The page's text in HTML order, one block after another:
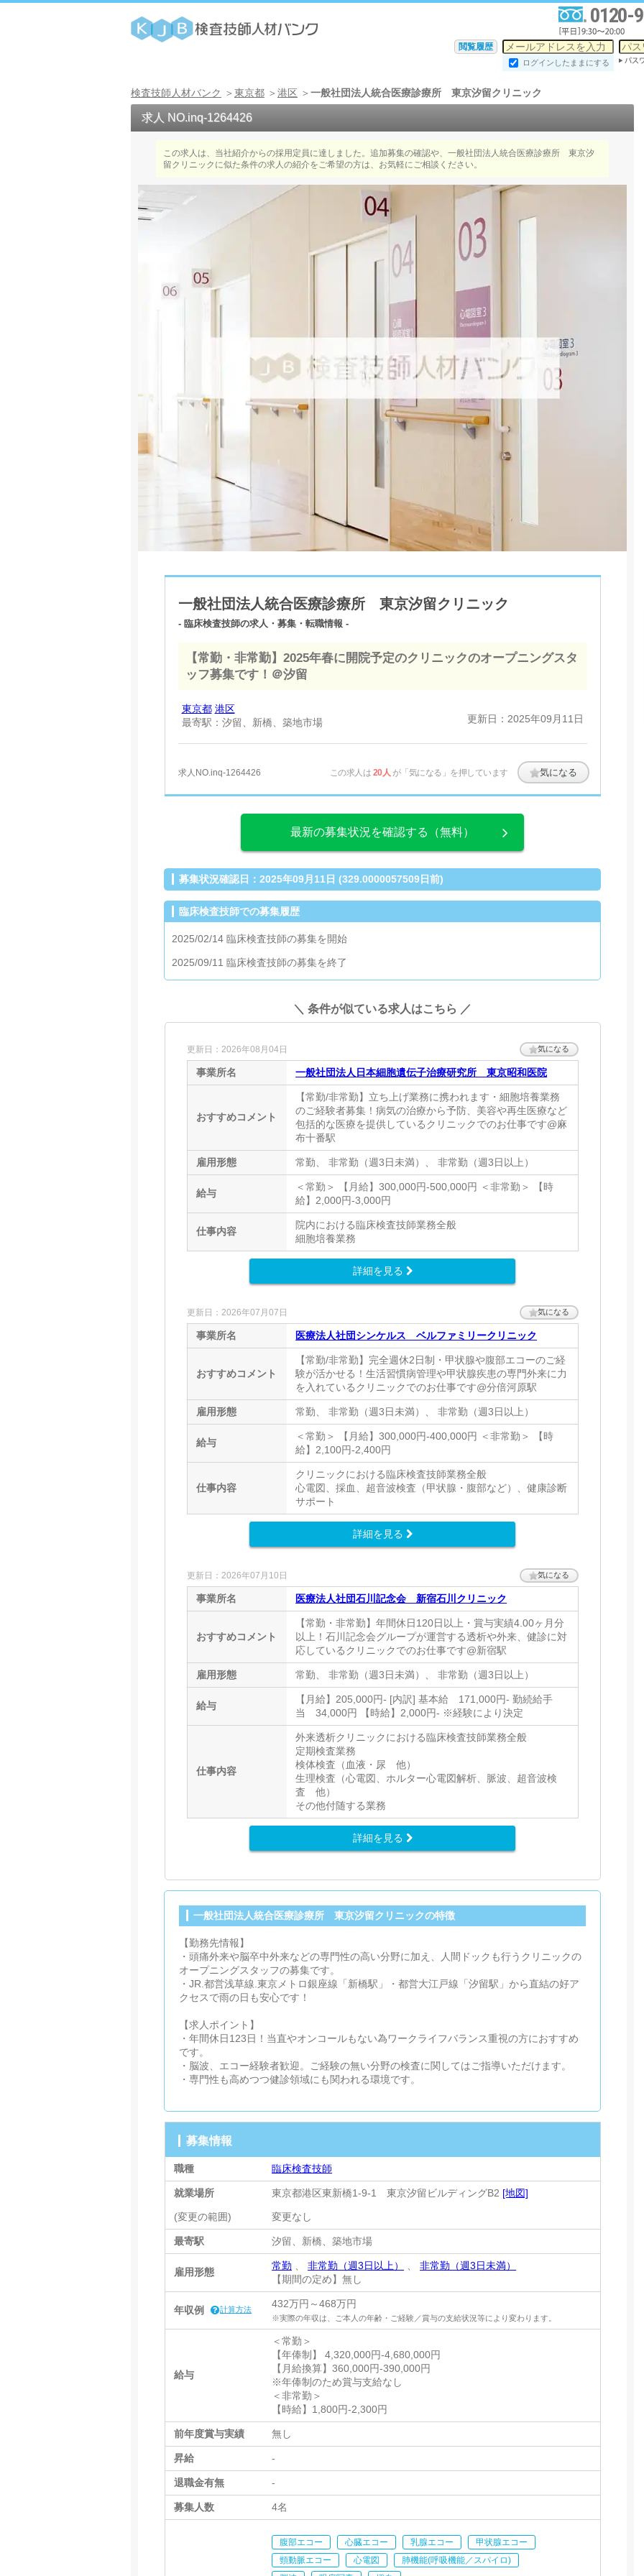
0120-
閲覧履歴
ログインしたままにする
検査技師人材バンク 東京都 港区 一般社団法人統合医療診療所 東京汐留クリニック
求人 NO.inq-1264426
この求人は、当社紹介からの採用定員に達しました。追加募集の確認や、一般社団法人統合医療診療所 東京汐
留クリニックに似た条件の求人の紹介をご希望の方は、お気軽にご相談ください。
一般社団法人統合医療診療所 東京汐留クリニック
- 臨床検査技師の求人・募集・転職情報 -
気になる
【常勤・非常勤】2025年春に開院予定のクリニックのオープニングスタ
ッフ募集です！＠汐留
東京都 港区
最寄駅：汐留、新橋、築地市場
更新日：2025年09月11日
求人NO.inq-1264426 この求人は 20人 が「気になる」を押しています
最新の募集状況を確認する（無料）
募集状況確認日：2025年09月11日 (329.0000057509日前)
臨床検査技師での募集履歴
2025/02/14 臨床検査技師の募集を開始
2025/09/11 臨床検査技師の募集を終了
＼ 条件が似ている求人はこちら ／
更新日：2026年08月04日 気になる
事業所名 一般社団法人日本細胞遺伝子治療研究所 東京昭和医院
おすすめコメント
【常勤/非常勤】立ち上げ業務に携われます・細胞培養業務
のご経験者募集！病気の治療から予防、美容や再生医療など
包括的な医療を提供しているクリニックでのお仕事です@麻
布十番駅
雇用形態 常勤、 非常勤（週3日未満）、 非常勤（週3日以上）
給与
＜常勤＞ 【月給】300,000円-500,000円 ＜非常勤＞ 【時
給】2,000円-3,000円
仕事内容
院内における臨床検査技師業務全般
細胞培養業務
詳細を見る
更新日：2026年07月07日 気になる
事業所名 医療法人社団シンケルス ベルファミリークリニック
おすすめコメント
【常勤/非常勤】完全週休2日制・甲状腺や腹部エコーのご経
験が活かせる！生活習慣病管理や甲状腺疾患の専門外来に力
を入れているクリニックでのお仕事です@分倍河原駅
雇用形態 常勤、 非常勤（週3日未満）、 非常勤（週3日以上）
給与
＜常勤＞ 【月給】300,000円-400,000円 ＜非常勤＞ 【時
給】2,100円-2,400円
仕事内容
クリニックにおける臨床検査技師業務全般
心電図、採血、超音波検査（甲状腺・腹部など）、健康診断
サポート
詳細を見る
更新日：2026年07月10日 気になる
事業所名 医療法人社団石川記念会 新宿石川クリニック
おすすめコメント
【常勤・非常勤】年間休日120日以上・賞与実績4.00ヶ月分
以上！石川記念会グループが運営する透析や外来、健診に対
応しているクリニックでのお仕事です@新宿駅
雇用形態 常勤、 非常勤（週3日未満）、 非常勤（週3日以上）
給与
【月給】205,000円- [内訳] 基本給 171,000円- 勤続給手
当 34,000円 【時給】2,000円- ※経験により決定
仕事内容
外来透析クリニックにおける臨床検査技師業務全般
定期検査業務
検体検査（血液・尿 他）
生理検査（心電図、ホルター心電図解析、脈波、超音波検
査 他）
その他付随する業務
詳細を見る
一般社団法人統合医療診療所 東京汐留クリニックの特徴
【勤務先情報】
・頭痛外来や脳卒中外来などの専門性の高い分野に加え、人間ドックも行うクリニックの
オープニングスタッフの募集です。
・JR.都営浅草線.東京メトロ銀座線「新橋駅」・都営大江戸線「汐留駅」から直結の好ア
クセスで雨の日も安心です！
【求人ポイント】
・年間休日123日！当直やオンコールもない為ワークライフバランス重視の方におすすめ
です。
・脳波、エコー経験者歓迎。ご経験の無い分野の検査に関してはご指導いただけます。
・専門性も高めつつ健診領域にも関われる環境です。
募集情報
職種 臨床検査技師
就業場所 東京都港区東新橋1-9-1 東京汐留ビルディングB2 [地図]
(変更の範囲) 変更なし
最寄駅 汐留、新橋、築地市場
雇用形態
常勤 、非常勤（週3日以上） 、非常勤（週3日未満）
【期間の定め】無し
年収例 計算方法 432万円～468万円
※実際の年収は、ご本人の年齢・ご経験／賞与の支給状況等により変わります。
給与
＜常勤＞
【年俸制】 4,320,000円-4,680,000円
【月給換算】360,000円-390,000円
※年俸制のため賞与支給なし
＜非常勤＞
【時給】1,800円-2,300円
前年度賞与実績 無し
昇給 -
退職金有無 -
募集人数 4名
腹部エコー 心臓エコー 乳腺エコー
甲状腺エコー
頸動脈エコー
心電図
肺機能(呼吸機能／スパイロ)